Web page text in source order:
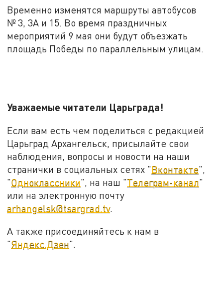
Временно изменятся маршруты автобусов
№ 3, 3А и 15. Во время праздничных
мероприятий 9 мая они будут объезжать
площадь Победы по параллельным улицам.
Уважаемые читатели Царьграда!
Если вам есть чем поделиться с редакцией
Царьград Архангельск, присылайте свои
наблюдения, вопросы и новости на наши
странички в социальных сетях "Вконтакте",
"Одноклассники", на наш "Телеграм-канал"
или на электронную почту
arhangelsk@tsargrad.tv.
А также присоединяйтесь к нам в
"Яндекс.Дзен".